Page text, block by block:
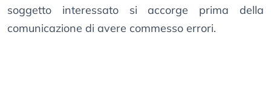
soggetto interessato si accorge prima della
comunicazione di avere commesso errori.